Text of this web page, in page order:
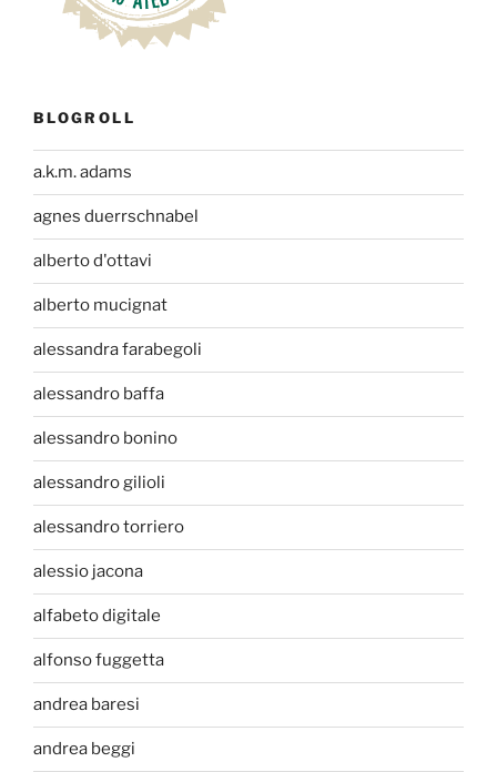
BLOGROLL
a.k.m. adams
agnes duerrschnabel
alberto d'ottavi
alberto mucignat
alessandra farabegoli
alessandro baffa
alessandro bonino
alessandro gilioli
alessandro torriero
alessio jacona
alfabeto digitale
alfonso fuggetta
andrea baresi
andrea beggi